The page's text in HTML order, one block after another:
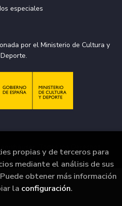
especiales
por el Ministerio de Cultura y
Deporte.
. Todos los Derechos
|Grupo Trevenque
propias y de terceros para
mediante el análisis de sus
obtener más información
la configuración.